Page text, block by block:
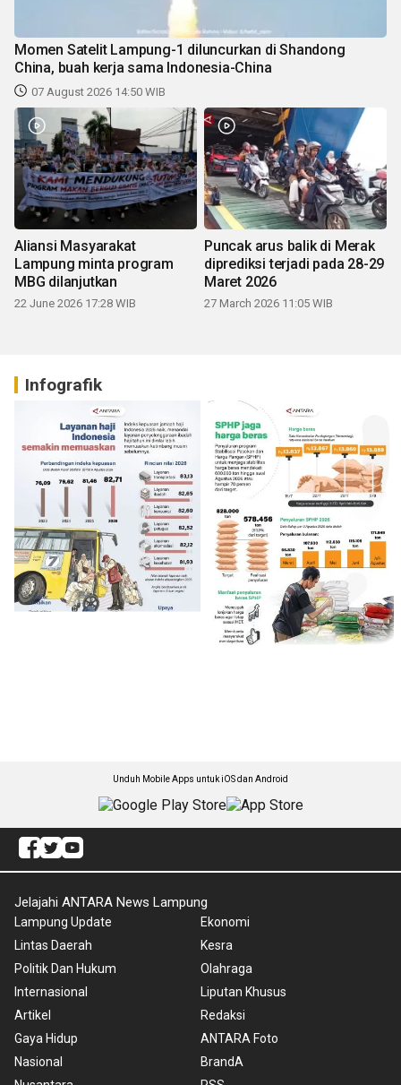
Momen Satelit Lampung-1 diluncurkan di Shandong
China, buah kerja sama Indonesia-China
07 August 2026 14:50 WIB
Aliansi Masyarakat
Lampung minta program
MBG dilanjutkan
22 June 2026 17:28 WIB
Puncak arus balik di Merak
diprediksi terjadi pada 28-29
Maret 2026
27 March 2026 11:05 WIB
Infografik
Unduh Mobile Apps untuk iOS dan Android
Jelajahi ANTARA News Lampung
Lampung Update
Lintas Daerah
Politik Dan Hukum
Internasional
Artikel
Gaya Hidup
Nasional
Ekonomi
Kesra
Olahraga
Liputan Khusus
Redaksi
ANTARA Foto
BrandA